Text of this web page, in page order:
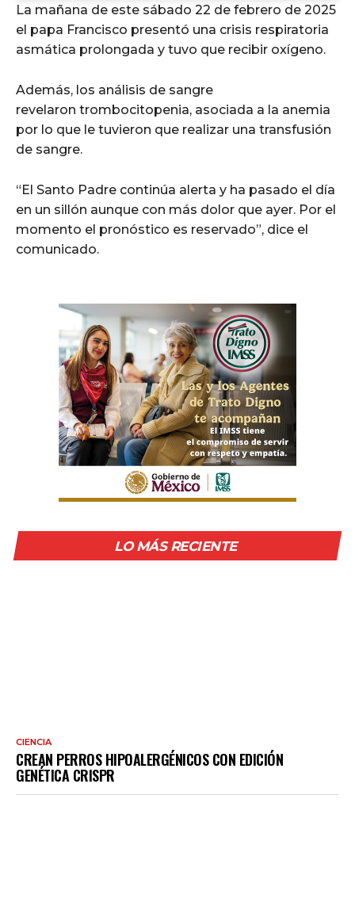
La mañana de este sábado 22 de febrero de 2025
el papa Francisco presentó una crisis respiratoria
asmática prolongada y tuvo que recibir oxígeno.
Además, los análisis de sangre
revelaron trombocitopenia, asociada a la anemia
por lo que le tuvieron que realizar una transfusión
de sangre.
“El Santo Padre continúa alerta y ha pasado el día
en un sillón aunque con más dolor que ayer. Por el
momento el pronóstico es reservado”, dice el
comunicado.
LO MÁS RECIENTE
CIENCIA
CREAN PERROS HIPOALERGÉNICOS CON EDICIÓN
GENÉTICA CRISPR